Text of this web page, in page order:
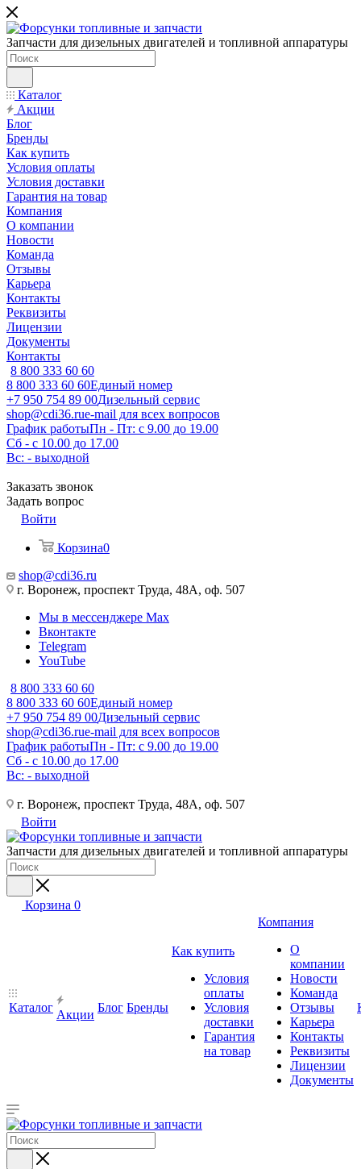
Запчасти для дизельных двигателей и топливной аппаратуры
Каталог
Акции
Блог
Бренды
Как купить
Условия оплаты
Условия доставки
Гарантия на товар
Компания
О компании
Новости
Команда
Отзывы
Карьера
Контакты
Реквизиты
Лицензии
Документы
Контакты
8 800 333 60 60
8 800 333 60 60Единый номер
+7 950 754 89 00Дизельный сервис
shop@cdi36.rue-mail для всех вопросов
График работыПн - Пт: с 9.00 до 19.00
Сб - с 10.00 до 17.00
Вс: - выходной
Заказать звонок
Задать вопрос
Войти
Корзина0
shop@cdi36.ru
г. Воронеж, проспект Труда, 48А, оф. 507
Мы в мессенджере Max
Вконтакте
Telegram
YouTube
8 800 333 60 60
8 800 333 60 60Единый номер
+7 950 754 89 00Дизельный сервис
shop@cdi36.rue-mail для всех вопросов
График работыПн - Пт: с 9.00 до 19.00
Сб - с 10.00 до 17.00
Вс: - выходной
г. Воронеж, проспект Труда, 48А, оф. 507
Войти
Запчасти для дизельных двигателей и топливной аппаратуры
Корзина 0
Каталог
Акции
Блог Бренды
Как купить
Условия
оплаты
Условия
доставки
Гарантия
на товар
Компания
О
компании
Новости
Команда
Отзывы
Карьера
Контакты
Реквизиты
Лицензии
Документы